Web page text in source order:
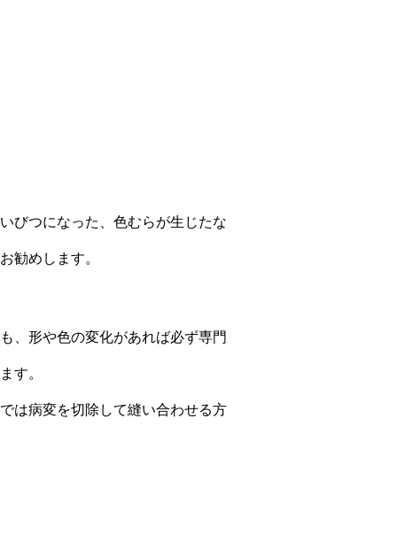
びつになった、色むらが生じたな
勧めします。
、形や色の変化があれば必ず専門
す。
は病変を切除して縫い合わせる方